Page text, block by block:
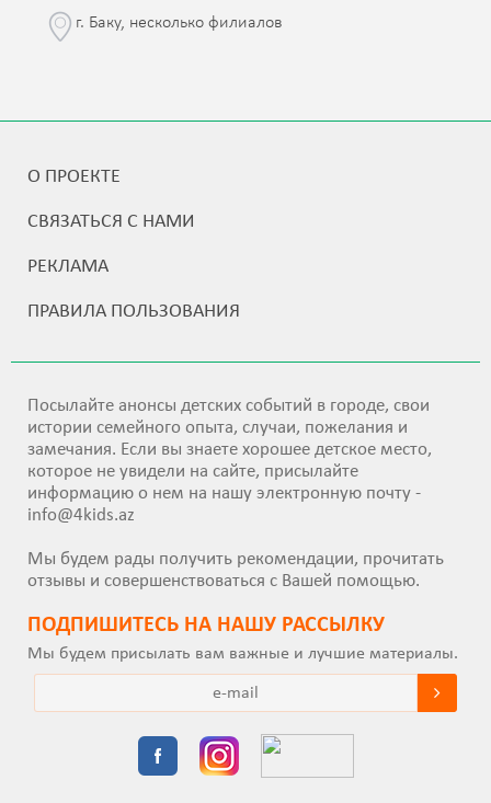
г. Баку, несколько филиалов
О ПРОЕКТЕ
СВЯЗАТЬСЯ С НАМИ
РЕКЛАМА
ПРАВИЛА ПОЛЬЗОВАНИЯ
Посылайте анонсы детских событий в городе, свои
истории семейного опыта, случаи, пожелания и
замечания. Если вы знаете хорошее детское место,
которое не увидели на сайте, присылайте
информацию о нем на нашу электронную почту -
info@4kids.az
Мы будем рады получить рекомендации, прочитать
отзывы и совершенствоваться с Вашей помощью.
ПОДПИШИТEСЬ НА НАШУ РАССЫЛКУ
Мы будем присылать вам важные и лучшие материалы.